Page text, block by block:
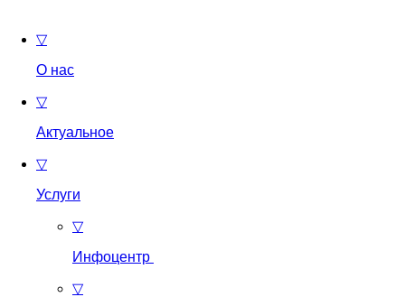
▽
О нас
▽
Актуальное
▽
Услуги
▽
Инфоцентр
▽